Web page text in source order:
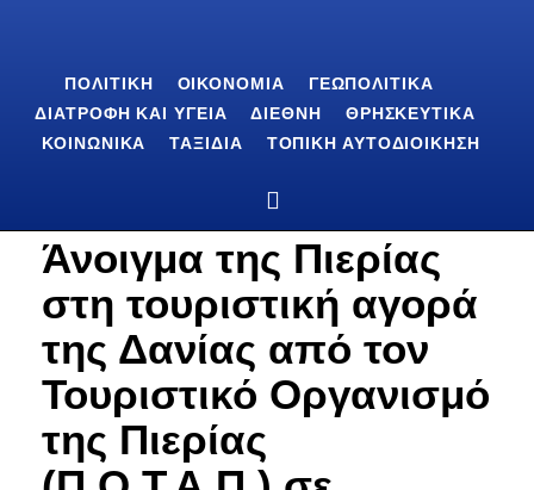
ΠΟΛΙΤΙΚΉ ΟΙΚΟΝΟΜΊΑ
ΓΕΩΠΟΛΙΤΙΚΆ
ΔΙΑΤΡΟΦΉ ΚΑΙ ΥΓΕΊΑ
ΔΙΕΘΝΉ
ΘΡΗΣΚΕΥΤΙΚΆ
ΚΟΙΝΩΝΙΚΆ
ΤΑΞΊΔΙΑ ΤΟΠΙΚΉ ΑΥΤΟΔΙΟΊΚΗΣΗ
Άνοιγμα της Πιερίας
στη τουριστική αγορά
της Δανίας από τον
Τουριστικό Οργανισμό
της Πιερίας